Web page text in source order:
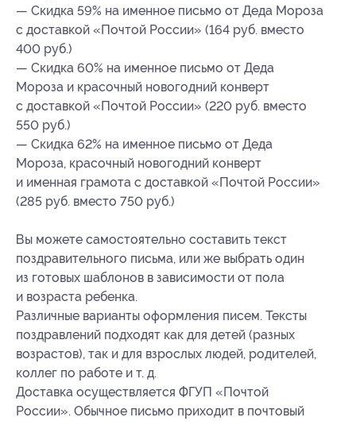
— Скидка 59% на именное письмо от Деда Мороза
с доставкой «Почтой России» (164 руб. вместо
400 руб.)
— Скидка 60% на именное письмо от Деда
Мороза и красочный новогодний конверт
с доставкой «Почтой России» (220 руб. вместо
550 руб.)
— Скидка 62% на именное письмо от Деда
Мороза, красочный новогодний конверт
и именная грамота с доставкой «Почтой России»
(285 руб. вместо 750 руб.)
Вы можете самостоятельно составить текст
поздравительного письма, или же выбрать один
из готовых шаблонов в зависимости от пола
и возраста ребенка.
Различные варианты оформления писем. Тексты
поздравлений подходят как для детей (разных
возрастов), так и для взрослых людей, родителей,
коллег по работе и т. д.
Доставка осуществляется ФГУП «Почтой
России». Обычное письмо приходит в почтовый